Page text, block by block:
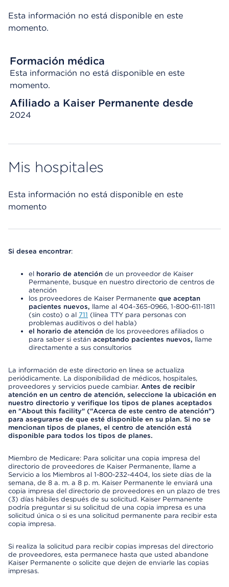
Esta información no está disponible en este
momento.
Formación médica
Esta información no está disponible en este
momento.
Afiliado a Kaiser Permanente desde
2024
Mis hospitales
Esta información no está disponible en este
momento
Si desea encontrar:
el horario de atención de un proveedor de Kaiser
Permanente, busque en nuestro directorio de centros de
atención
los proveedores de Kaiser Permanente que aceptan
pacientes nuevos, llame al 404-365-0966, 1-800-611-1811
(sin costo) o al 711 (línea TTY para personas con
problemas auditivos o del habla)
el horario de atención de los proveedores afiliados o
para saber si están aceptando pacientes nuevos, llame
directamente a sus consultorios
La información de este directorio en línea se actualiza
periódicamente. La disponibilidad de médicos, hospitales,
proveedores y servicios puede cambiar. Antes de recibir
atención en un centro de atención, seleccione la ubicación en
nuestro directorio y verifique los tipos de planes aceptados
en "About this facility" ("Acerca de este centro de atención")
para asegurarse de que esté disponible en su plan. Si no se
mencionan tipos de planes, el centro de atención está
disponible para todos los tipos de planes.
Miembro de Medicare: Para solicitar una copia impresa del
directorio de proveedores de Kaiser Permanente, llame a
Servicio a los Miembros al 1-800-232-4404, los siete días de la
semana, de 8 a. m. a 8 p. m. Kaiser Permanente le enviará una
copia impresa del directorio de proveedores en un plazo de tres
(3) días hábiles después de su solicitud. Kaiser Permanente
podría preguntar si su solicitud de una copia impresa es una
solicitud única o si es una solicitud permanente para recibir esta
copia impresa.
Si realiza la solicitud para recibir copias impresas del directorio
de proveedores, esta permanece hasta que usted abandone
Kaiser Permanente o solicite que dejen de enviarle las copias
impresas.